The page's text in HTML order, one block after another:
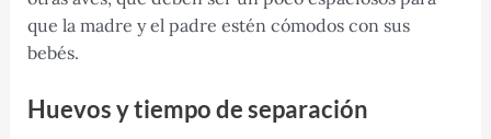
que la madre y el padre estén cómodos con sus
bebés.
Huevos y tiempo de separación